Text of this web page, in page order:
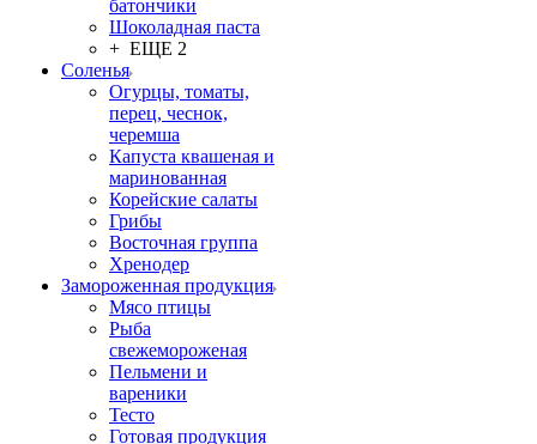
батончики
Шоколадная паста
+ ЕЩЕ 2
Соленья
Огурцы, томаты,
перец, чеснок,
черемша
Капуста квашеная и
маринованная
Корейские салаты
Грибы
Восточная группа
Хренодер
Замороженная продукция
Мясо птицы
Рыба
свежемороженая
Пельмени и
вареники
Тесто
Готовая продукция